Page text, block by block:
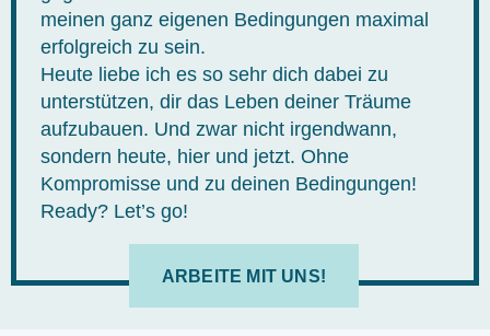
meinen ganz eigenen Bedingungen maximal
erfolgreich zu sein.
Heute liebe ich es so sehr dich dabei zu
unterstützen, dir das Leben deiner Träume
aufzubauen. Und zwar nicht irgendwann,
sondern heute, hier und jetzt. Ohne
Kompromisse und zu deinen Bedingungen!
Ready? Let’s go!
ARBEITE MIT UNS!